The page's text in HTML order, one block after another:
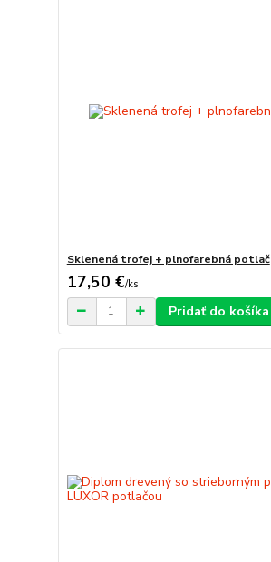
Sklenená trofej + plnofarebná potlač
17,50 €/ks
Pridať do košíka